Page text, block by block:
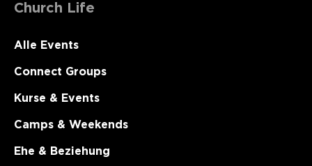
Church Life
Alle Events
Connect Groups
Kurse & Events
Camps & Weekends
Ehe & Beziehung